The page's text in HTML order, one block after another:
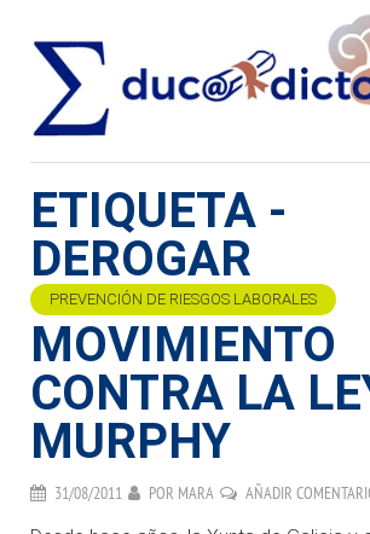
ETIQUETA -
DEROGAR
PREVENCIÓN DE RIESGOS LABORALES
MOVIMIENTO
CONTRA LA
MURPHY
31/08/2011 POR MARA AÑADIR